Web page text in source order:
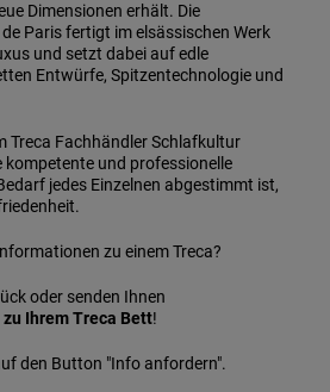
Dimensionen erhält. Die
Paris fertigt im elsässischen Werk
und setzt dabei auf edle
Entwürfe, Spitzentechnologie und
Treca Fachhändler Schlafkultur
kompetente und professionelle
jedes Einzelnen abgestimmt ist,
zu einem Treca?
oder senden Ihnen
Ihrem Treca Bett!
den Button "Info anfordern".